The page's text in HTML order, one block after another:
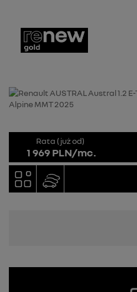
Rata (już od)
1 969 PLN/mc.